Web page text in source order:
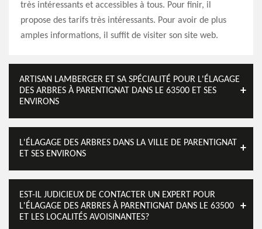
très intéressants et accessibles à tous. Pour finir, il
propose des tarifs très intéressants. Pour avoir de plus
amples informations, il suffit de visiter son site web.
ARTISAN LAMBERGER ET SA SPÉCIALITÉ POUR L'ÉLAGAGE
DES ARBRES À PARENTIGNAT DANS LE 63500 ET SES
ENVIRONS
L'ÉLAGAGE DES ARBRES DANS LA VILLE DE PARENTIGNAT
ET SES ENVIRONS
EST-IL JUDICIEUX DE CONTACTER UN EXPERT POUR
L'ÉLAGAGE DES ARBRES À PARENTIGNAT DANS LE 63500
ET LES LOCALITÉS AVOISINANTES?